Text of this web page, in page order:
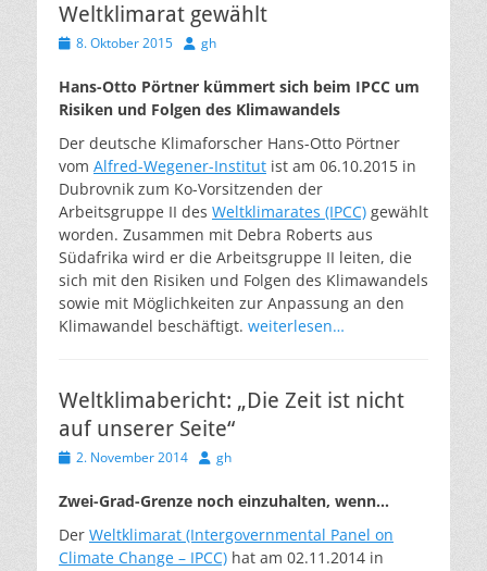
Weltklimarat gewählt
Veröffentlicht
8. Oktober 2015 Autor
gh
Hans-Otto Pörtner kümmert sich beim IPCC um
Risiken und Folgen des Klimawandels
Der deutsche Klimaforscher Hans-Otto Pörtner
vom Alfred-Wegener-Institut ist am 06.10.2015 in
Dubrovnik zum Ko-Vorsitzenden der
Arbeitsgruppe II des Weltklimarates (IPCC) gewählt
worden. Zusammen mit Debra Roberts aus
Südafrika wird er die Arbeitsgruppe II leiten, die
sich mit den Risiken und Folgen des Klimawandels
sowie mit Möglichkeiten zur Anpassung an den
Klimawandel beschäftigt. weiterlesen…
Weltklimabericht: „Die Zeit ist nicht
auf unserer Seite“
Veröffentlicht
2. November 2014 Autor
gh
Zwei-Grad-Grenze noch einzuhalten, wenn…
Der Weltklimarat (Intergovernmental Panel on
Climate Change – IPCC) hat am 02.11.2014 in